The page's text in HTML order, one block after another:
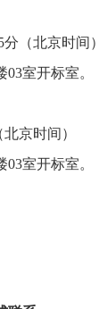
分 （北京时间）
03室开标室。
北京时间）
03室开标室。